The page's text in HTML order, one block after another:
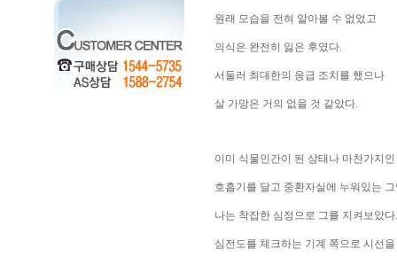
원래 모습을 전혀 알아볼 수 없었고
의식은 완전히 잃은 후였다.
서둘러 최대한의 응급 조치를 했으나
살 가망은 거의 없을 것 같았다.
이미 식물인간이 된 상태나 마찬가지
호흡기를 달고 중환자실에 누워있는
나는 착잡한 심정으로 그를 지켜보았다.
심전도를 체크하는 기계 쪽으로 시선